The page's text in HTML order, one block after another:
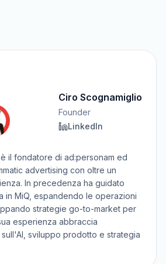
Ciro Scognamiglio
Founder
LinkedIn
il fondatore di ad:personam ed
advertising con oltre un
In precedenza ha guidato
in MiQ, espandendo le operazioni
strategie go-to-market per
esperienza abbraccia
sviluppo prodotto e strategia